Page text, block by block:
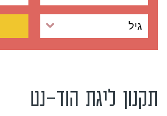
גיל
תקנון ליגת הוד-נט